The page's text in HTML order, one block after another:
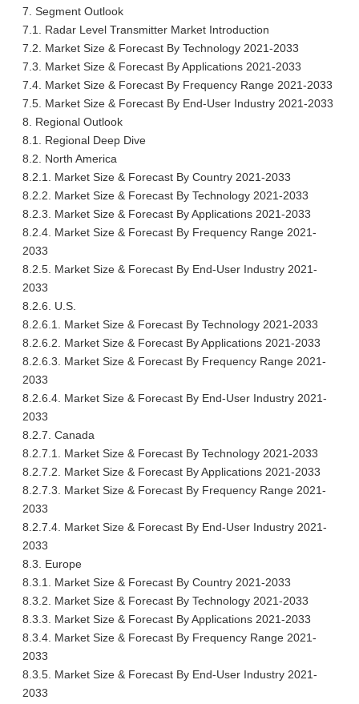
7. Segment Outlook
7.1. Radar Level Transmitter Market Introduction
7.2. Market Size & Forecast By Technology 2021-2033
7.3. Market Size & Forecast By Applications 2021-2033
7.4. Market Size & Forecast By Frequency Range 2021-2033
7.5. Market Size & Forecast By End-User Industry 2021-2033
8. Regional Outlook
8.1. Regional Deep Dive
8.2. North America
8.2.1. Market Size & Forecast By Country 2021-2033
8.2.2. Market Size & Forecast By Technology 2021-2033
8.2.3. Market Size & Forecast By Applications 2021-2033
8.2.4. Market Size & Forecast By Frequency Range 2021-
2033
8.2.5. Market Size & Forecast By End-User Industry 2021-
2033
8.2.6. U.S.
8.2.6.1. Market Size & Forecast By Technology 2021-2033
8.2.6.2. Market Size & Forecast By Applications 2021-2033
8.2.6.3. Market Size & Forecast By Frequency Range 2021-
2033
8.2.6.4. Market Size & Forecast By End-User Industry 2021-
2033
8.2.7. Canada
8.2.7.1. Market Size & Forecast By Technology 2021-2033
8.2.7.2. Market Size & Forecast By Applications 2021-2033
8.2.7.3. Market Size & Forecast By Frequency Range 2021-
2033
8.2.7.4. Market Size & Forecast By End-User Industry 2021-
2033
8.3. Europe
8.3.1. Market Size & Forecast By Country 2021-2033
8.3.2. Market Size & Forecast By Technology 2021-2033
8.3.3. Market Size & Forecast By Applications 2021-2033
8.3.4. Market Size & Forecast By Frequency Range 2021-
2033
8.3.5. Market Size & Forecast By End-User Industry 2021-
2033